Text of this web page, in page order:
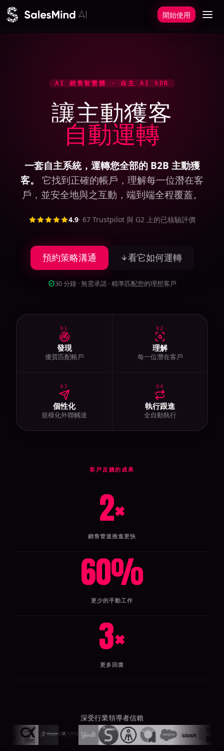
跳至主要內容
開始使用
AI 銷售智慧體 · 自主 AI SDR
讓主動獲客
自動運轉
一套自主系統，運轉您全部的 B2B 主動獲
客。
它找到正確的帳戶，理解每一位潛在客
戶，並安全地與之互動，端到端全程覆蓋。
4.9· 67 Trustpilot 與 G2 上的已核驗評價
預約策略溝通 看它如何運轉
30 分鐘 · 無需承諾 · 精準匹配您的理想客戶
01
發現
優質匹配帳戶
02
理解
每一位潛在客戶
03
個性化
規模化外聯觸達
04
執行跟進
全自動執行
客戶反饋的成果
2×
銷售管道推進更快
60%
更少的手動工作
3×
更多回復
深受行業領導者信賴